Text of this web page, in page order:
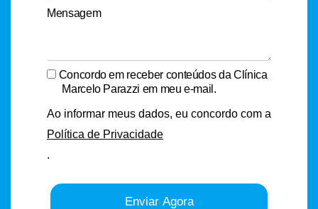
Mensagem
Concordo em receber conteúdos da Clínica
Marcelo Parazzi em meu e-mail.
Ao informar meus dados, eu concordo com a
Política de Privacidade
.
Enviar Agora